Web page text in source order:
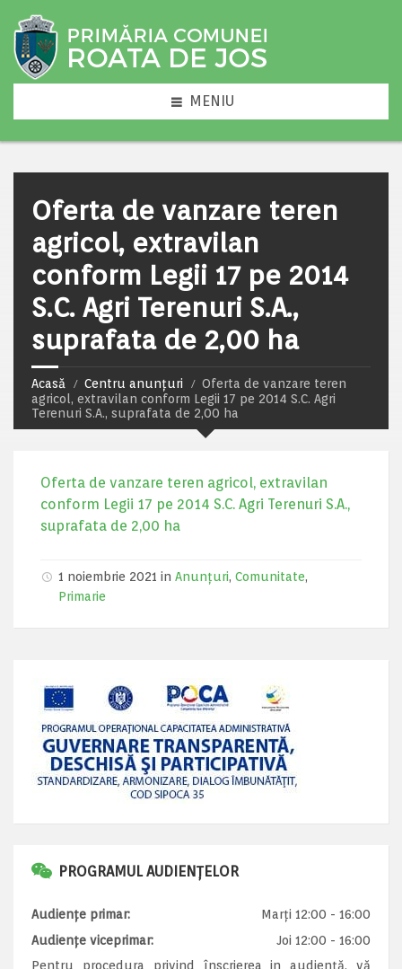
MENIU
Oferta de vanzare teren
agricol, extravilan
conform Legii 17 pe 2014
S.C. Agri Terenuri S.A.,
suprafata de 2,00 ha
Acasă Centru anunțuri
Oferta de vanzare teren
agricol, extravilan conform Legii 17 pe 2014 S.C. Agri
Terenuri S.A., suprafata de 2,00 ha
Oferta de vanzare teren agricol, extravilan
conform Legii 17 pe 2014 S.C. Agri Terenuri S.A.,
suprafata de 2,00 ha
1 noiembrie 2021 in Anunțuri, Comunitate,
Primarie
PROGRAMUL AUDIENȚELOR
Audiențe primar:
Marți 12:00 - 16:00
Audiențe viceprimar:
Joi 12:00 - 16:00
Pentru procedura privind înscrierea in audiență, vă